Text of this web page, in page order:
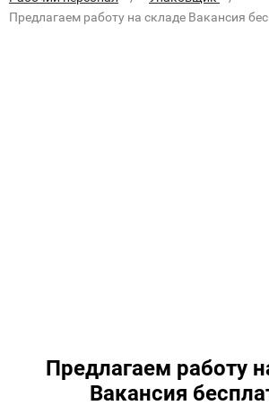
Предлагаем работу на складе Вакансия
Предлагаем работу
Вакансия